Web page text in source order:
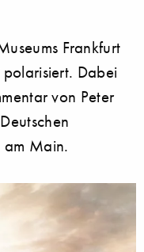
Frankfurt
Dabei
von Peter
am Main.